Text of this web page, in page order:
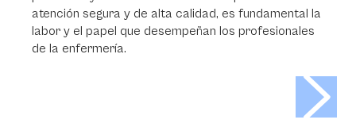
atención segura y de alta calidad, es fundamental la
labor y el papel que desempeñan los profesionales
de la enfermería.